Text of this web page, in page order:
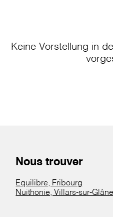
Keine Vorstellung in
Nous trouver
Equilibre, Fribourg
Nuithonie, Villars-sur-Glâne